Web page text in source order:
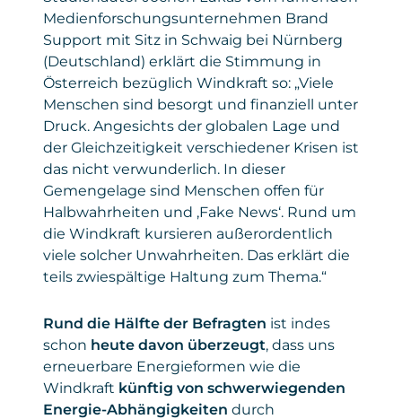
Medienforschungsunternehmen Brand
Support mit Sitz in Schwaig bei Nürnberg
(Deutschland) erklärt die Stimmung in
Österreich bezüglich Windkraft so: „Viele
Menschen sind besorgt und finanziell unter
Druck. Angesichts der globalen Lage und
der Gleichzeitigkeit verschiedener Krisen ist
das nicht verwunderlich. In dieser
Gemengelage sind Menschen offen für
Halbwahrheiten und ‚Fake News‘. Rund um
die Windkraft kursieren außerordentlich
viele solcher Unwahrheiten. Das erklärt die
teils zwiespältige Haltung zum Thema.“
Rund die Hälfte der Befragten ist indes
schon heute davon überzeugt, dass uns
erneuerbare Energieformen wie die
Windkraft künftig von schwerwiegenden
Energie-Abhängigkeiten durch
Betriebssystem, Website, von der
der Zugriff erfolgte.
Gesetzt
von
Google Ireland Limited
Privacy
Policy
policies.google.com/privacy
Policy
policy
verarbeitet, um die Funktionalität des
Formulars bereitzustellen, Anmeldungen
korrekt zu erfassen und Auswertungen zu
ermöglichen. Die Einbindung dient
ausschließlich der reibungslosen Anmeldung
zu unseren Seminaren und sonstigen
Angeboten.
Daten : personenbezogene und technische
Daten
Gesetzt von: Microsoft Corporation
Privacy Policy:
https://www.microsoft.com/de-
de/privacy/privacystatement